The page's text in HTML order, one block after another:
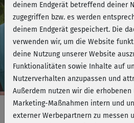
deinem Endgerät betreffend deiner
zugegriffen bzw. es werden
deinem Endgerät gespeichert. Die
verwenden wir, um die Website
deine Nutzung unserer Website
Funktionalitäten sowie Inhalte auf
Nutzerverhalten anzupassen und
Außerdem nutzen wir die erhobenen
Marketing-Maßnahmen intern und
externer Werbepartnern zu messen